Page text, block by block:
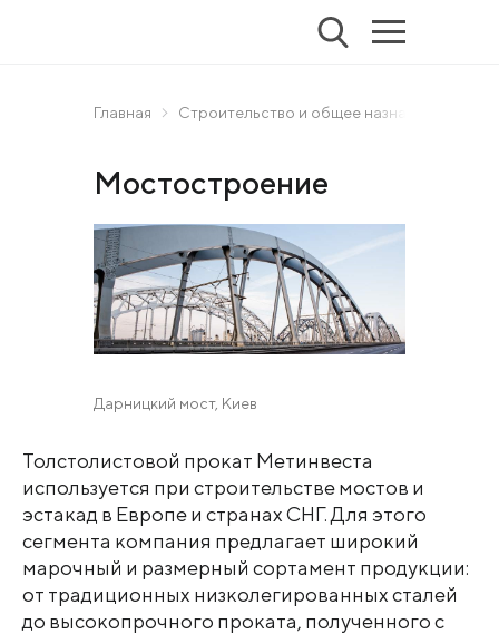
Главная Строительство и общее назначение
Мостостроение
Дарницкий мост, Киев
Толстолистовой прокат Метинвеста
используется при строительстве мостов и
эстакад в Европе и странах СНГ. Для этого
сегмента компания предлагает широкий
марочный и размерный сортамент продукции:
от традиционных низколегированных сталей
до высокопрочного проката, полученного с